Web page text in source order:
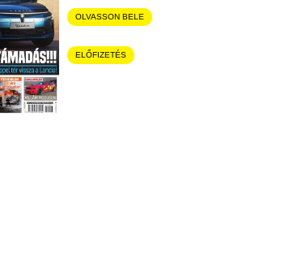
OLVASSON BELE
ELŐFIZETÉS